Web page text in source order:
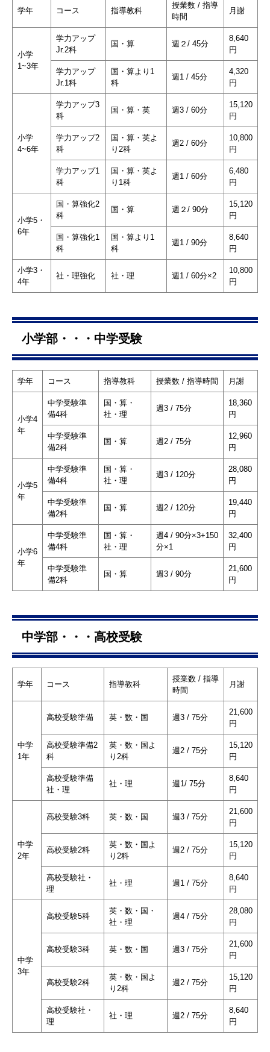
学年 コース 指導教科
授業数 / 指導
時間
月謝
小学
1~3年
学力アップ
Jr.2科
国・算 週２/ 45分
8,640
円
学力アップ
Jr.1科
国・算より1
科
週1 / 45分
4,320
円
小学
4~6年
学力アップ3
科
国・算・英 週3 / 60分
15,120
円
学力アップ2
科
国・算・英よ
り2科
週2 / 60分
10,800
円
学力アップ1
科
国・算・英よ
り1科
週1 / 60分
6,480
円
小学5・
6年
国・算強化2
科
国・算 週２/ 90分
15,120
円
国・算強化1
科
国・算より1
科
週1 / 90分
8,640
円
小学3・
4年
社・理強化 社・理 週1 / 60分×2
10,800
円
小学部・・・中学受験
学年 コース 指導教科 授業数 / 指導時間 月謝
小学4
年
中学受験準
備4科
国・算・
社・理
週3 / 75分
18,360
円
中学受験準
備2科
国・算 週2 / 75分
12,960
円
小学5
年
中学受験準
備4科
国・算・
社・理
週3 / 120分
28,080
円
中学受験準
備2科
国・算 週2 / 120分
19,440
円
小学6
年
中学受験準
備4科
国・算・
社・理
週4 / 90分×3+150
分×1
32,400
円
中学受験準
備2科
国・算 週3 / 90分
21,600
円
中学部・・・高校受験
学年 コース 指導教科
授業数 / 指導
時間
月謝
中学
1年
高校受験準備 英・数・国 週3 / 75分
21,600
円
高校受験準備2
科
英・数・国よ
り2科
週2 / 75分
15,120
円
高校受験準備
社・理
社・理 週1/ 75分
8,640
円
中学
2年
高校受験3科 英・数・国 週3 / 75分
21,600
円
高校受験2科
英・数・国よ
り2科
週2 / 75分
15,120
円
高校受験社・
理
社・理 週1 / 75分
8,640
円
中学
3年
高校受験5科
英・数・国・
社・理
週4 / 75分
28,080
円
高校受験3科 英・数・国 週3 / 75分
21,600
円
高校受験2科
英・数・国よ
り2科
週2 / 75分
15,120
円
高校受験社・
理
社・理 週2 / 75分
8,640
円